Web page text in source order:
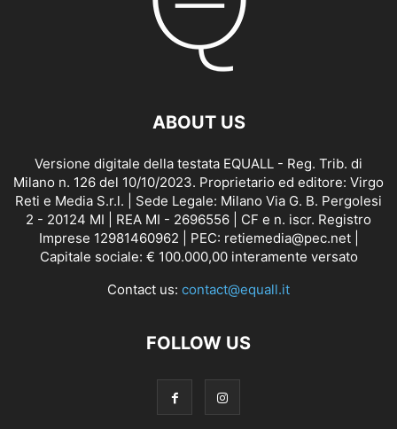
ABOUT US
Versione digitale della testata EQUALL - Reg. Trib. di
Milano n. 126 del 10/10/2023. Proprietario ed editore: Virgo
Reti e Media S.r.l. | Sede Legale: Milano Via G. B. Pergolesi
2 - 20124 MI | REA MI - 2696556 | CF e n. iscr. Registro
Imprese 12981460962 | PEC: retiemedia@pec.net |
Capitale sociale: € 100.000,00 interamente versato
Contact us: contact@equall.it
FOLLOW US